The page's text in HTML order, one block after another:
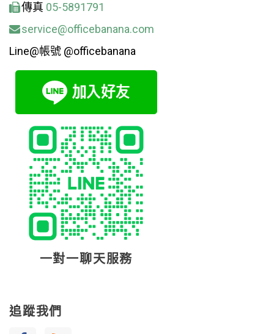
傳真 05-5891791
service@officebanana.com
Line@帳號 @officebanana
一對一聊天服務
追蹤我們